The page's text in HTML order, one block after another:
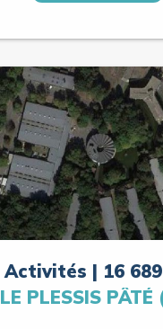
Activités | 16 689
LE PLESSIS PÂTÉ